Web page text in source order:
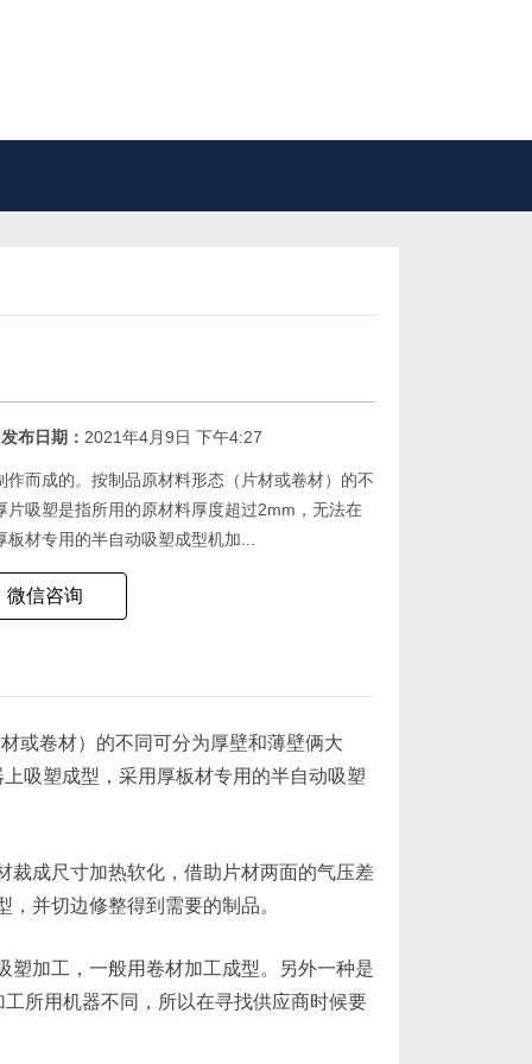
发布日期： 2021年4月9日 下午4:27
而成的。按制品原材料形态（片材或卷材）的不
片吸塑是指所用的原材料厚度超过2mm，无法在
材专用的半自动吸塑成型机加...
微信咨询
或卷材）的不同可分为厚壁和薄壁俩大
吸塑成型，采用厚板材专用的半自动吸塑
裁成尺寸加热软化，借助片材两面的气压差
并切边修整得到需要的制品。
塑加工，一般用卷材加工成型。另外一种是
所用机器不同，所以在寻找供应商时候要